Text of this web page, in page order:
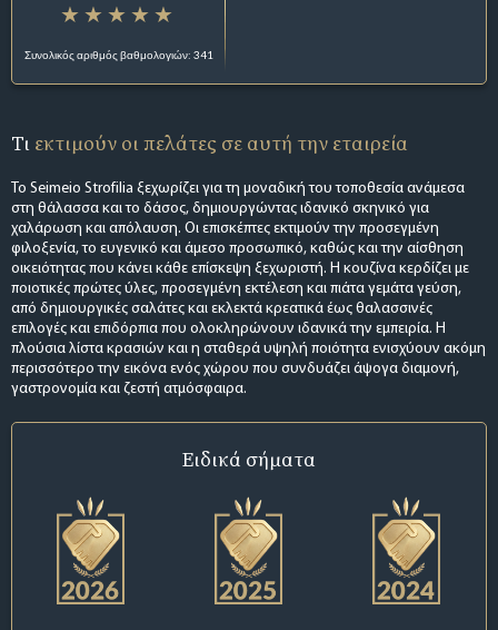
Συνολικός αριθμός βαθμολογιών: 341
Τι εκτιμούν οι πελάτες σε αυτή την εταιρεία
Το Seimeio Strofilia ξεχωρίζει για τη μοναδική του τοποθεσία ανάμεσα
στη θάλασσα και το δάσος, δημιουργώντας ιδανικό σκηνικό για
χαλάρωση και απόλαυση. Οι επισκέπτες εκτιμούν την προσεγμένη
φιλοξενία, το ευγενικό και άμεσο προσωπικό, καθώς και την αίσθηση
οικειότητας που κάνει κάθε επίσκεψη ξεχωριστή. Η κουζίνα κερδίζει με
ποιοτικές πρώτες ύλες, προσεγμένη εκτέλεση και πιάτα γεμάτα γεύση,
από δημιουργικές σαλάτες και εκλεκτά κρεατικά έως θαλασσινές
επιλογές και επιδόρπια που ολοκληρώνουν ιδανικά την εμπειρία. Η
πλούσια λίστα κρασιών και η σταθερά υψηλή ποιότητα ενισχύουν ακόμη
περισσότερο την εικόνα ενός χώρου που συνδυάζει άψογα διαμονή,
γαστρονομία και ζεστή ατμόσφαιρα.
Ειδικά σήματα